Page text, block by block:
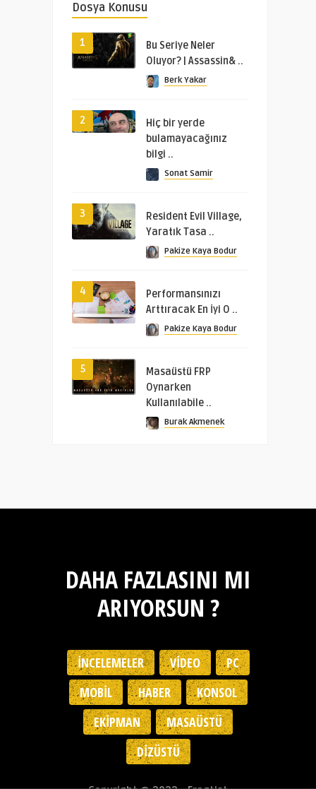
Dosya Konusu
1
Bu Seriye Neler
Oluyor? | Assassin& ..
Berk Yakar
2
Hiç bir yerde
bulamayacağınız
bilgi ..
Sonat Samir
3
Resident Evil Village,
Yaratık Tasa ..
Pakize Kaya Bodur
4
Performansınızı
Arttıracak En İyi O ..
Pakize Kaya Bodur
5
Masaüstü FRP
Oynarken
Kullanılabile ..
Burak Akmenek
DAHA FAZLASINI MI
ARIYORSUN ?
İNCELEMELER VIDEO
PC
MOBIL
HABER
KONSOL
EKIPMAN
MASAÜSTÜ
DIZÜSTÜ